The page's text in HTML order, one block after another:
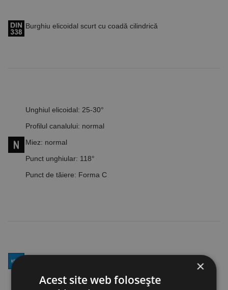
Burghiu elicoidal scurt cu coadă cilindrică
Unghiul elicoidal: 25-30°
Profilul canalului: normal
Miez: normal
Punct unghiular: 118°
Punct de tăiere: Forma C
×
Acest site web folosește